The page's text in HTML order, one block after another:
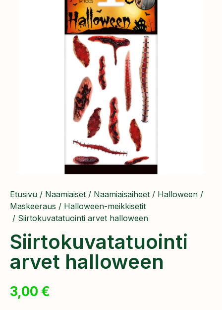
Etusivu / Naamiaiset / Naamiaisaiheet / Halloween /
Maskeeraus / Halloween-meikkisetit
/ Siirtokuvatatuointi arvet halloween
Siirtokuvatatuointi
arvet halloween
3,00 €